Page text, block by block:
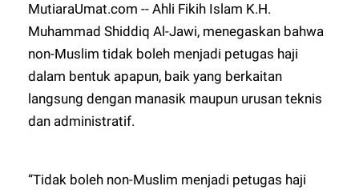
MutiaraUmat.com -- Ahli Fikih Islam K.H.
Muhammad Shiddiq Al-Jawi, menegaskan bahwa
non-Muslim tidak boleh menjadi petugas haji
dalam bentuk apapun, baik yang berkaitan
langsung dengan manasik maupun urusan teknis
dan administratif.
“Tidak boleh non-Muslim menjadi petugas haji